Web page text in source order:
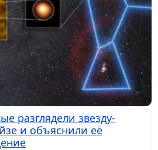
разглядели звезду-
и объяснили её